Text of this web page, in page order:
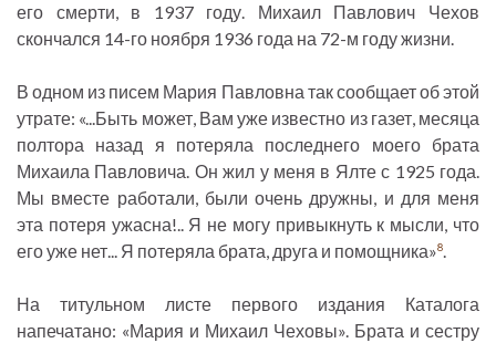
его смерти, в 1937 году. Михаил Павлович Чехов
скончался 14-го ноября 1936 года на 72-м году жизни.
В одном из писем Мария Павловна так сообщает об этой
утрате: «...Быть может, Вам уже известно из газет, месяца
полтора назад я потеряла последнего моего брата
Михаила Павловича. Он жил у меня в Ялте с 1925 года.
Мы вместе работали, были очень дружны, и для меня
эта потеря ужасна!.. Я не могу привыкнуть к мысли, что
его уже нет... Я потеряла брата, друга и помощника»8.
На титульном листе первого издания Каталога
напечатано: «Мария и Михаил Чеховы». Брата и сестру